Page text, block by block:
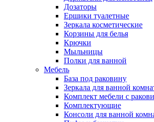
Дозаторы
Ершики туалетные
Зеркала косметические
Корзины для белья
Крючки
Мыльницы
Полки для ванной
Мебель
База под раковину
Зеркала для ванной
Комплект мебели с
Комплектующие
Консоли для ванной